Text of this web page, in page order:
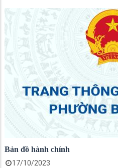
Bản đồ hành chính
17/10/2023